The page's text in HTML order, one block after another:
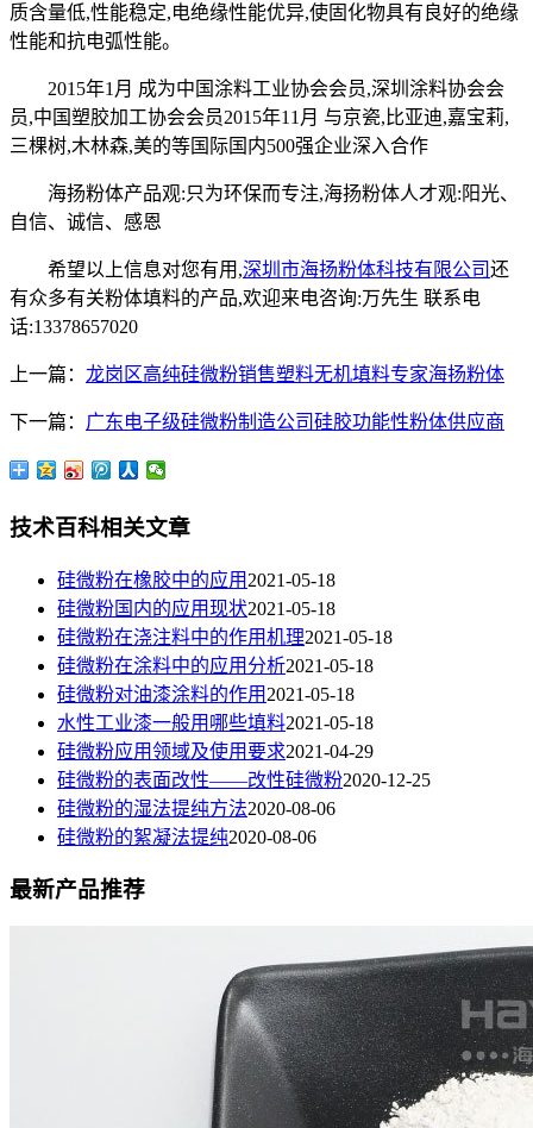
质含量低,性能稳定,电绝缘性能优异,使固化物具有良好的绝缘
性能和抗电弧性能。
2015年1月 成为中国涂料工业协会会员,深圳涂料协会会
员,中国塑胶加工协会会员2015年11月 与京瓷,比亚迪,嘉宝莉,
三棵树,木林森,美的等国际国内500强企业深入合作
海扬粉体产品观:只为环保而专注,海扬粉体人才观:阳光、
自信、诚信、感恩
希望以上信息对您有用,深圳市海扬粉体科技有限公司还
有众多有关粉体填料的产品,欢迎来电咨询:万先生 联系电
话:13378657020
上一篇： 龙岗区高纯硅微粉销售塑料无机填料专家海扬粉体
下一篇： 广东电子级硅微粉制造公司硅胶功能性粉体供应商
技术百科相关文章
硅微粉在橡胶中的应用 2021-05-18
硅微粉国内的应用现状2021-05-18
硅微粉在浇注料中的作用机理2021-05-18
硅微粉在涂料中的应用分析2021-05-18
硅微粉对油漆涂料的作用 2021-05-18
水性工业漆一般用哪些填料2021-05-18
硅微粉应用领域及使用要求2021-04-29
硅微粉的表面改性——改性硅微粉2020-12-25
硅微粉的湿法提纯方法2020-08-06
硅微粉的絮凝法提纯2020-08-06
最新产品推荐